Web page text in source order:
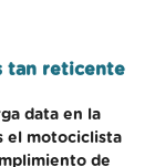
tan reticente
data en la
el motociclista
de